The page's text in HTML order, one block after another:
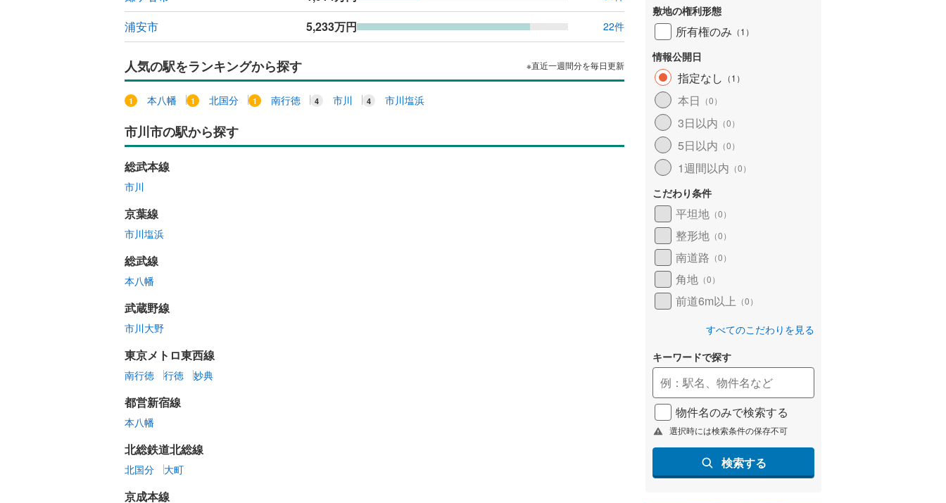
浦安市 5,233万円 22件
人気の駅をランキングから探す ※直近一週間分を毎日更新
本八幡 北国分 南行徳 市川 市川塩浜
市川市の駅から探す
総武本線
市川
京葉線
市川塩浜
総武線
本八幡
武蔵野線
市川大野
東京メトロ東西線
南行徳 行徳 妙典
都営新宿線
本八幡
北総鉄道北総線
北国分 大町
京成本線
敷地の権利形態
所有権のみ （1 ）
情報公開日
指定なし （1 ）
本日 （0）
3日以内 （0）
5日以内 （0）
1週間以内 （0）
こだわり条件
平坦地 （0）
整形地 （0）
南道路 （0）
角地 （0）
前道6m以上 （0）
すべてのこだわりを見る
キーワードで探す
物件名のみで検索する
選択時には検索条件の保存不可
検索する